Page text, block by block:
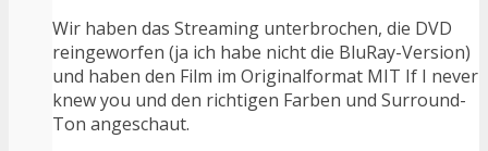
Wir haben das Streaming unterbrochen, die DVD
reingeworfen (ja ich habe nicht die BluRay-Version)
und haben den Film im Originalformat MIT If I never
knew you und den richtigen Farben und Surround-
Ton angeschaut.